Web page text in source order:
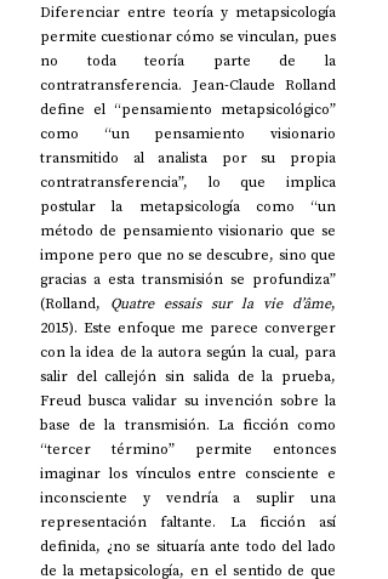
Diferenciar entre teoría y metapsicología
permite cuestionar cómo se vinculan, pues
no toda teoría parte de la
contratransferencia. Jean-Claude Rolland
define el “pensamiento metapsicológico”
como “un pensamiento visionario
transmitido al analista por su propia
contratransferencia”, lo que implica
postular la metapsicología como “un
método de pensamiento visionario que se
impone pero que no se descubre, sino que
gracias a esta transmisión se profundiza”
(Rolland, Quatre essais sur la vie d’âme,
2015). Este enfoque me parece converger
con la idea de la autora según la cual, para
salir del callejón sin salida de la prueba,
Freud busca validar su invención sobre la
base de la transmisión. La ficción como
“tercer término” permite entonces
imaginar los vínculos entre consciente e
inconsciente y vendría a suplir una
representación faltante. La ficción así
definida, ¿no se situaría ante todo del lado
de la metapsicología, en el sentido de que